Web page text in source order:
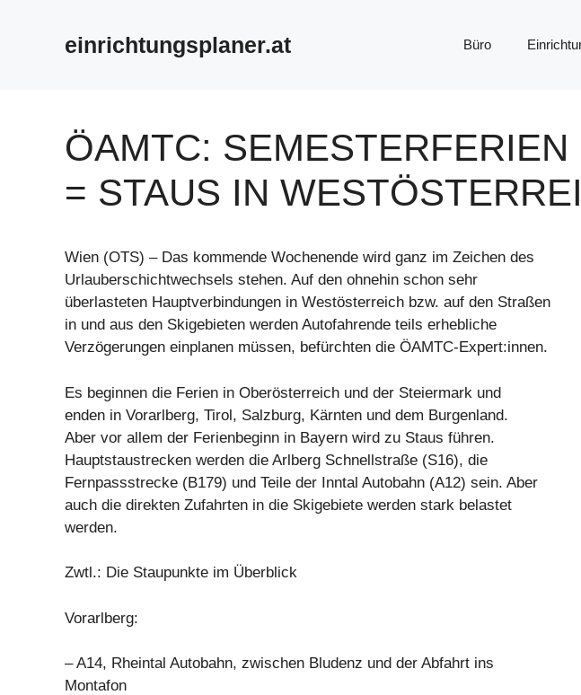
einrichtungsplaner.at Büro
ÖAMTC: SEMESTERFERIEN
= STAUS IN
Wien (OTS) – Das kommende Wochenende wird ganz im Zeichen des
Urlauberschichtwechsels stehen. Auf den ohnehin schon sehr
überlasteten Hauptverbindungen in Westösterreich bzw. auf den Straßen
in und aus den Skigebieten werden Autofahrende teils erhebliche
Verzögerungen einplanen müssen, befürchten die ÖAMTC-Expert:innen.
Es beginnen die Ferien in Oberösterreich und der Steiermark und
enden in Vorarlberg, Tirol, Salzburg, Kärnten und dem Burgenland.
Aber vor allem der Ferienbeginn in Bayern wird zu Staus führen.
Hauptstaustrecken werden die Arlberg Schnellstraße (S16), die
Fernpassstrecke (B179) und Teile der Inntal Autobahn (A12) sein. Aber
auch die direkten Zufahrten in die Skigebiete werden stark belastet
werden.
Zwtl.: Die Staupunkte im Überblick
Vorarlberg:
– A14, Rheintal Autobahn, zwischen Bludenz und der Abfahrt ins
Montafon